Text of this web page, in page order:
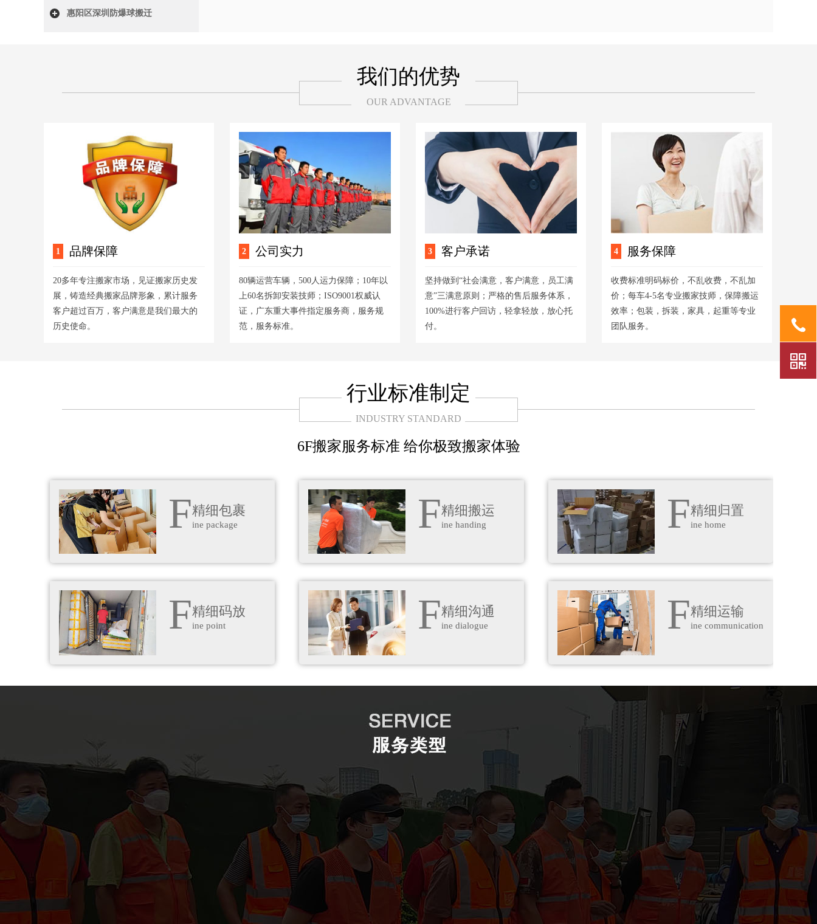
惠阳区深圳防爆球搬迁
我们的优势
OUR ADVANTAGE
1 品牌保障
20多年专注搬家市场，见证搬家历史发
展，铸造经典搬家品牌形象，累计服务
客户超过百万，客户满意是我们最大的
历史使命。
2 公司实力
80辆运营车辆，500人运力保障；10年以
上60名拆卸安装技师；ISO9001权威认
证，广东重大事件指定服务商，服务规
范，服务标准。
3 客户承诺
坚持做到“社会满意，客户满意，员工满
意”三满意原则；严格的售后服务体系，
100%进行客户回访，轻拿轻放，放心托
付。
4 服务保障
收费标准明码标价，不乱收费，不乱加
价；每车4-5名专业搬家技师，保障搬运
效率；包装，拆装，家具，起重等专业
团队服务。
行业标准制定
INDUSTRY STANDARD
6F搬家服务标准 给你极致搬家体验
F精细包裹
ine package F精细搬运
ine handing F精细归置
ine home
F精细码放
ine point F精细沟通
ine dialogue F精细运输
ine communication